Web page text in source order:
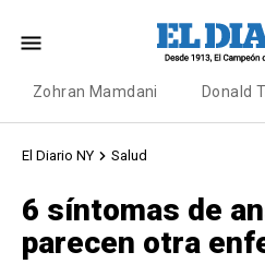
Zohran Mamdani Donald
El Diario NY Salud
6 síntomas de
parecen otra